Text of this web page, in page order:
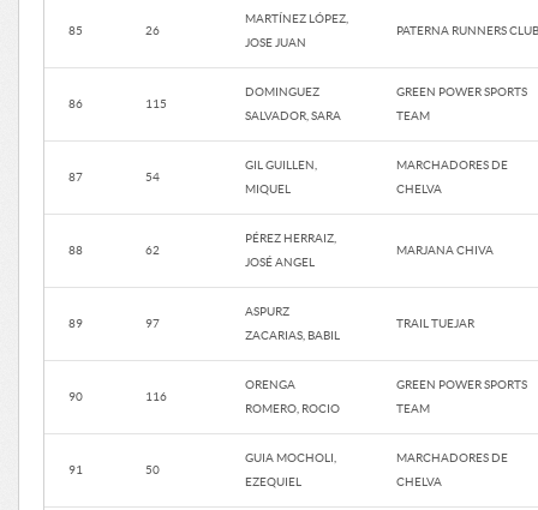
85 26
MARTÍNEZ LÓPEZ,
JOSE JUAN
PATERNA RUNNERS CLUB
86 115
DOMINGUEZ
SALVADOR, SARA
GREEN POWER SPORTS
TEAM
87 54
GIL GUILLEN,
MIQUEL
MARCHADORES DE
CHELVA
88 62
PÉREZ HERRAIZ,
JOSÉ ANGEL
MARJANA CHIVA
89 97
ASPURZ
ZACARIAS, BABIL
TRAIL TUEJAR
90 116
ORENGA
ROMERO, ROCIO
GREEN POWER SPORTS
TEAM
91 50
GUIA MOCHOLI,
EZEQUIEL
MARCHADORES DE
CHELVA